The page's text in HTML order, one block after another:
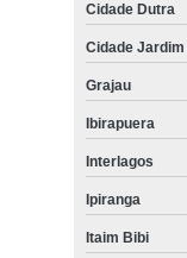
Cidade Dutra
Cidade Jardim
Grajau
Ibirapuera
Interlagos
Ipiranga
Itaim Bibi